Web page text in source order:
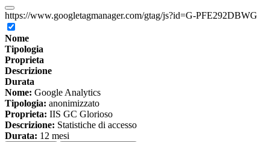
https://www.googletagmanager.com/gtag/js?id=G-PFE292DBWG
Nome
Tipologia
Proprieta
Descrizione
Durata
Nome: Google Analytics
Tipologia: anonimizzato
Proprieta: IIS GC Glorioso
Descrizione: Statistiche di accesso
Durata: 12 mesi